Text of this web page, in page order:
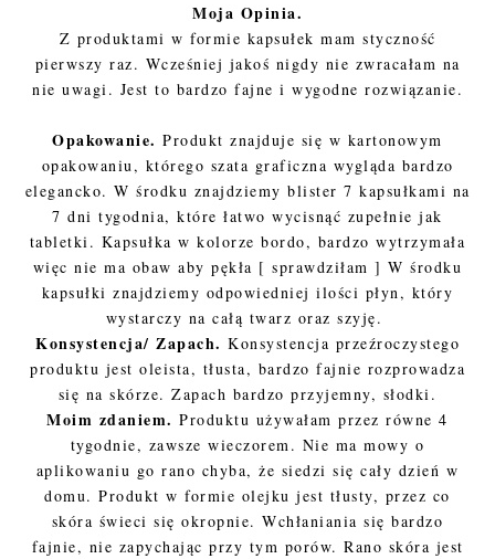
Moja Opinia.
Z produktami w formie kapsułek mam styczność
pierwszy raz. Wcześniej jakoś nigdy nie zwracałam na
nie uwagi. Jest to bardzo fajne i wygodne rozwiązanie.
Opakowanie. Produkt znajduje się w kartonowym
opakowaniu, którego szata graficzna wygląda bardzo
elegancko. W środku znajdziemy blister 7 kapsułkami na
7 dni tygodnia, które łatwo wycisnąć zupełnie jak
tabletki. Kapsułka w kolorze bordo, bardzo wytrzymała
więc nie ma obaw aby pękła [ sprawdziłam ] W środku
kapsułki znajdziemy odpowiedniej ilości płyn, który
wystarczy na całą twarz oraz szyję.
Konsystencja/ Zapach. Konsystencja przeźroczystego
produktu jest oleista, tłusta, bardzo fajnie rozprowadza
się na skórze. Zapach bardzo przyjemny, słodki.
Moim zdaniem. Produktu używałam przez równe 4
tygodnie, zawsze wieczorem. Nie ma mowy o
aplikowaniu go rano chyba, że siedzi się cały dzień w
domu. Produkt w formie olejku jest tłusty, przez co
skóra świeci się okropnie. Wchłaniania się bardzo
fajnie, nie zapychając przy tym porów. Rano skóra jest